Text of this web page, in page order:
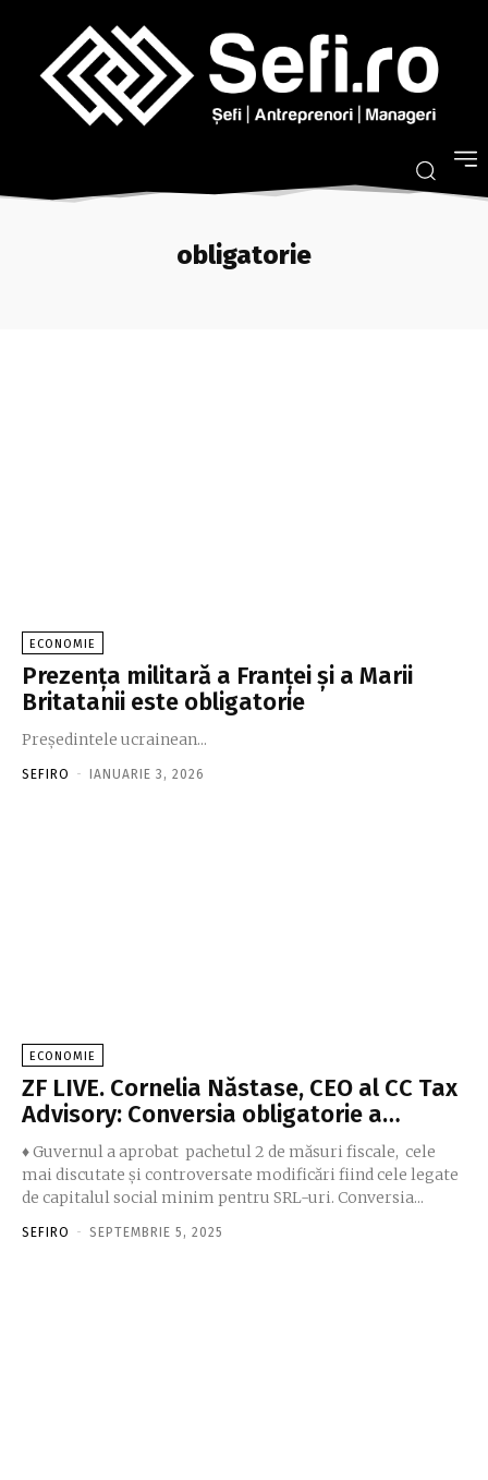
obligatorie
ECONOMIE
Prezenţa militară a Franţei şi a Marii
Britatanii este obligatorie
Preşedintele ucrainean...
SEFIRO - IANUARIE 3, 2026
ECONOMIE
ZF LIVE. Cornelia Năstase, CEO al CC Tax
Advisory: Conversia obligatorie a…
♦ Guvernul a aprobat pachetul 2 de măsuri fiscale, cele
mai discutate şi controversate modificări fiind cele legate
de capitalul social minim pentru SRL-uri. Conversia...
SEFIRO - SEPTEMBRIE 5, 2025